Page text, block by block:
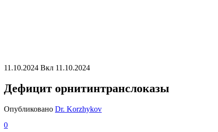
11.10.2024 Вкл 11.10.2024
Дефицит орнитинтранслоказы
Опубликовано Dr. Korzhykov
0